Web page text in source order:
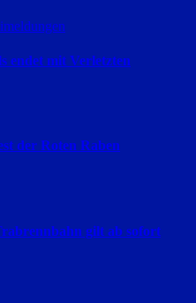
endet mit Verletzten
der Roten Raben
gilt ab sofort